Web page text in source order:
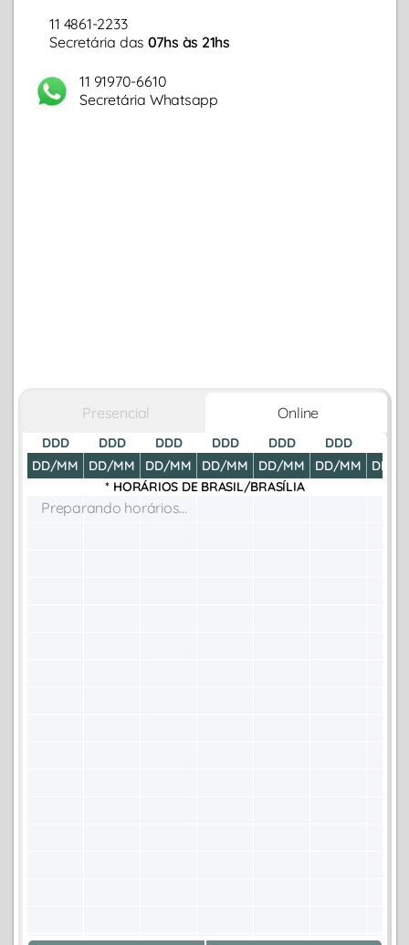
11 4861-2233
Secretária das 07hs às 21hs
11 91970-6610
Secretária Whatsapp
Presencial Online
DDD
DD/MM
DDD
DD/MM
DDD
DD/MM
DDD
DD/MM
DDD
DD/MM
DDD
DD/MM
DD/
* HORÁRIOS DE BRASIL/BRASÍLIA
Preparando horários...